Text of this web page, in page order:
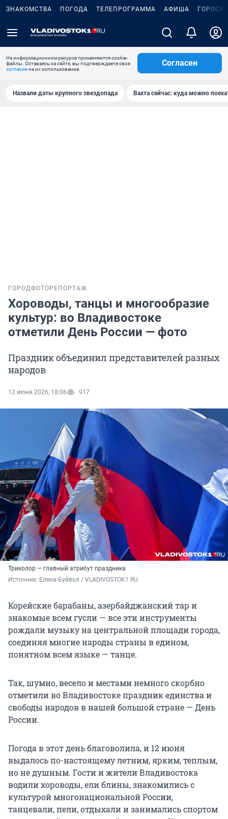
ЗНАКОМСТВА ПОГОДА ТЕЛЕПРОГРАММА АФИША
На информационном ресурсе применяются cookie-
файлы. Оставаясь на сайте, вы подтверждаете свое
согласиена их использование.
Согласен
Назвали даты крупного звездопада Вахта сейчас: куда можно
ГОРОДФОТОРЕПОРТАЖ
Хороводы, танцы и многообразие
культур: во Владивостоке
отметили День России — фото
Праздник объединил представителей разных
народов
12 июня 2026, 18:06 917
Триколор — главный атрибут праздника
Источник: Елена Буйвол / VLADIVOSTOK1.RU
Корейские барабаны, азербайджанский тар и
знакомые всем гусли — все эти инструменты
рождали музыку на центральной площади города,
соединяя многие народы страны в едином,
понятном всем языке — танце.
Так, шумно, весело и местами немного скорбно
отметили во Владивостоке праздник единства и
свободы народов в нашей большой стране — День
России.
Погода в этот день благоволила, и 12 июня
выдалось по-настоящему летним, ярким, теплым,
но не душным. Гости и жители Владивостока
водили хороводы, ели блины, знакомились с
культурой многонациональной России,
танцевали, пели, отдыхали и занимались спортом